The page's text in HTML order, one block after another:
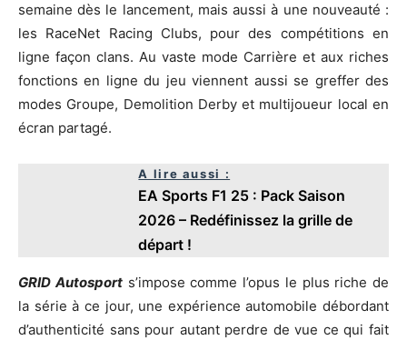
semaine dès le lancement, mais aussi à une nouveauté :
les RaceNet Racing Clubs, pour des compétitions en
ligne façon clans. Au vaste mode Carrière et aux riches
fonctions en ligne du jeu viennent aussi se greffer des
modes Groupe, Demolition Derby et multijoueur local en
écran partagé.
A lire aussi :
EA Sports F1 25 : Pack Saison
2026 – Redéfinissez la grille de
départ !
GRID Autosports’impose comme l’opus le plus riche de
la série à ce jour, une expérience automobile débordant
d’authenticité sans pour autant perdre de vue ce qui fait